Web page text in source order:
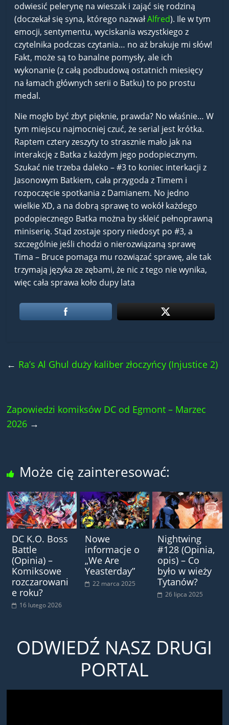
odwiesić pelerynę na wieszak i zająć się rodziną
(doczekał się syna, którego nazwałAlfred). Ile w tym
emocji, sentymentu, wyciskania wszystkiego z
czytelnika podczas czytania… no aż brakuje mi słów!
Fakt, może są to banalne pomysły, ale ich
wykonanie (z całą podbudową ostatnich miesięcy
na łamach głównych serii o Batku) to po prostu
medal.
Nie mogło być zbyt pięknie, prawda? No właśnie… W
tym miejscu najmocniej czuć, że serial jest krótka.
Raptem cztery zeszyty to strasznie mało jak na
interakcję z Batka z każdym jego podopiecznym.
Szukać nie trzeba daleko – #3 to koniec interkacji z
Jasonowym Batkiem, cała przygoda z Timem i
rozpoczęcie spotkania z Damianem. No jedno
wielkie XD, a na dobrą sprawę to wokół każdego
podopiecznego Batka można by skleić pełnoprawną
miniserię. Stąd zostaje spory niedosyt po #3, a
szczególnie jeśli chodzi o nierozwiązaną sprawę
Tima – Bruce pomaga mu rozwiązać sprawę, ale tak
trzymają języka ze zębami, że nic z tego nie wynika,
więc cała sprawa koło dupy lata
← Ra’s Al Ghul duży kaliber złoczyńcy (Injustice 2)
Zapowiedzi komiksów DC od Egmont – Marzec
2026 →
Może cię zainteresować:
DC K.O. Boss
Battle
(Opinia) –
Komiksowe
rozczarowani
e roku?
16 lutego 2026
Nowe
informacje o
„We Are
Yeasterday”
22 marca 2025
Nightwing
#128 (Opinia,
opis) – Co
było w wieży
Tytanów?
26 lipca 2025
ODWIEDŹ NASZ DRUGI
PORTAL